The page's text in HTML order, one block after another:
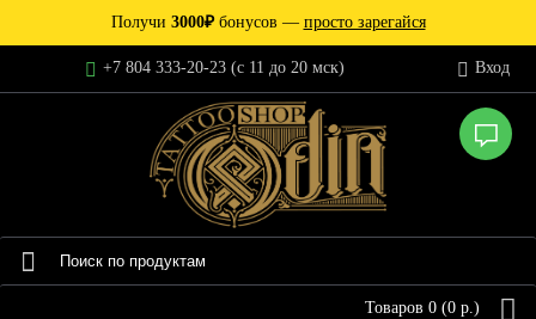
Получи 3000₽бонусов — просто зарегайся
+7 804 333-20-23 (c 11 до 20 мск) Вход
Товаров 0 (0 р.)